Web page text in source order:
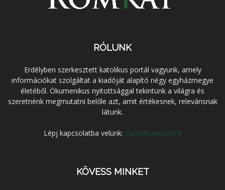
RÓLUNK
Erdélyben szerkesztett katolikus portál vagyunk, amely
információkat szolgáltat a kiadóját alapító négy egyházmegye
életéből. Ökumenikus nyitottsággal tekintünk a világra és
szeretnénk megmutatni belőle azt, amit értékesnek, relevánsnak
látunk.
Lépj kapcsolatba velünk: szerk@verbum.ro
KÖVESS MINKET